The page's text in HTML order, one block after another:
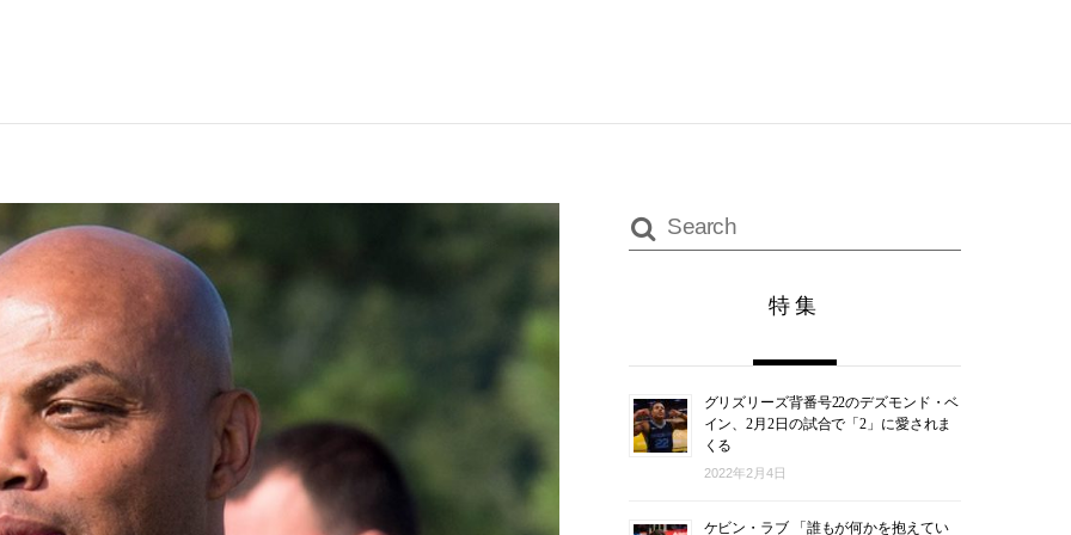
特集
グリズリーズ背番号22のデズモンド・ベ
イン、2月2日の試合で「2」に愛されま
くる
2022年2月4日
ケビン・ラブ 「誰もが何かを抱えてい